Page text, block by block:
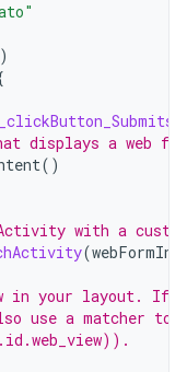
)
displays a web
()
with a
(
in your layout. If
use a matcher to